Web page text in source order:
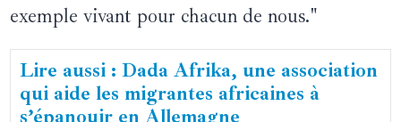
exemple vivant pour chacun de nous."
Lire aussi : Dada Afrika, une association
qui aide les migrantes africaines à
s’épanouir en Allemagne